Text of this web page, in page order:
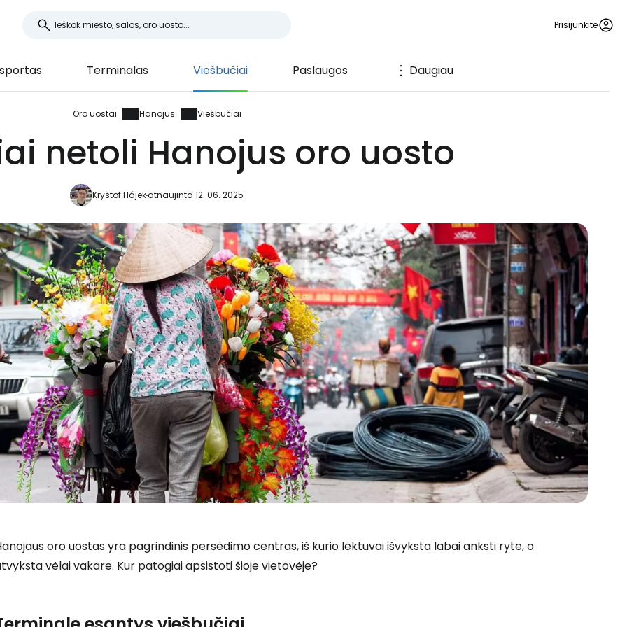
Prisijunkite
Terminalas Viešbučiai Paslaugos Daugiau
Oro uostai Hanojus Viešbučiai
netoli Hanojus oro uosto
Kryštof Hájekatnaujinta 12. 06. 2025
oro uostas yra pagrindinis persėdimo centras, iš kurio lėktuvai išvyksta labai anksti ryte, o
vėlai vakare. Kur patogiai apsistoti šioje vietovėje?